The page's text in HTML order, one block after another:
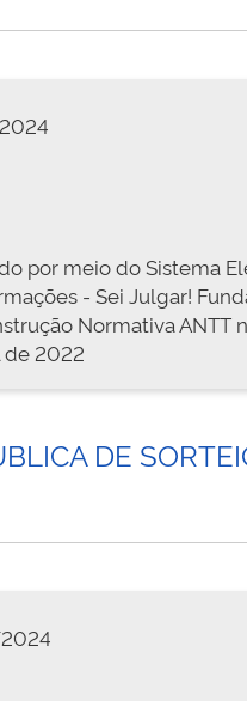
por meio do Sistema
- Sei Julgar!
Normativa ANTT
de 2022
DE